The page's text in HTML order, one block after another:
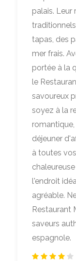
palais.
tapas, des
mer frais.
portée à la
le
savoureux
soyez à la
déjeuner
à toutes
l'endroit
agréable.
Restaurant
saveurs
espagnole.